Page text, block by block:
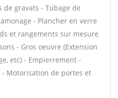
gravats - Tubage de
- Plancher en verre
et rangements sur mesure
- Gros oeuvre (Extension
etc) - Empierrement -
Motorisation de portes et